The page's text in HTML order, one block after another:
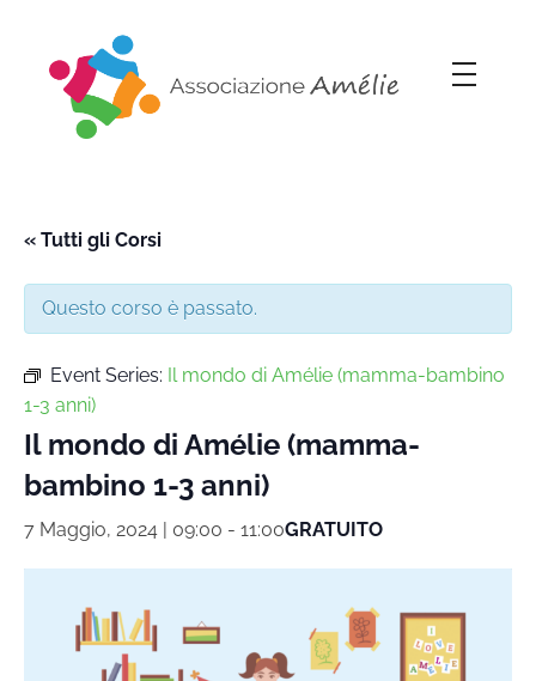
« Tutti gli Corsi
Questo corso è passato.
Event Series: Il mondo di Amélie (mamma-bambino
1-3 anni)
Il mondo di Amélie (mamma-
bambino 1-3 anni)
7 Maggio, 2024 | 09:00 - 11:00GRATUITO